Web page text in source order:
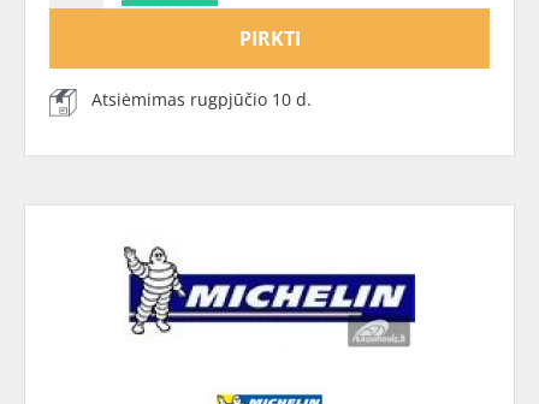
PIRKTI
Atsiėmimas rugpjūčio 10 d.